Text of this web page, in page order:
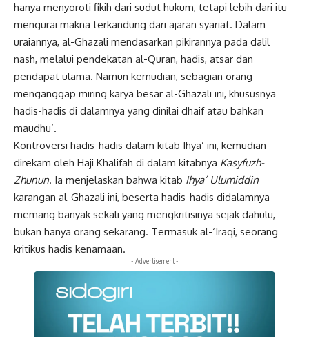
hanya menyoroti fikih dari sudut hukum, tetapi lebih dari itu
mengurai makna terkandung dari ajaran syariat. Dalam
uraiannya, al-Ghazali mendasarkan pikirannya pada dalil
nash, melalui pendekatan al-Quran, hadis, atsar dan
pendapat ulama. Namun kemudian, sebagian orang
menganggap miring karya besar al-Ghazali ini, khususnya
hadis-hadis di dalamnya yang dinilai dhaif atau bahkan
maudhu’.
Kontroversi hadis-hadis dalam kitab Ihya’ ini, kemudian
direkam oleh Haji Khalifah di dalam kitabnya Kasyfuzh-
Zhunun. Ia menjelaskan bahwa kitab Ihya’ Ulumiddin
karangan al-Ghazali ini, beserta hadis-hadis didalamnya
memang banyak sekali yang mengkritisinya sejak dahulu,
bukan hanya orang sekarang. Termasuk al-‘Iraqi, seorang
kritikus hadis kenamaan.
- Advertisement -